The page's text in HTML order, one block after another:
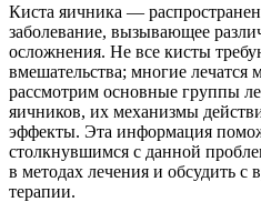
Киста яичника —
заболевание, вызывающее
осложнения. Не все кисты
вмешательства; многие лечатся
рассмотрим основные группы
яичников, их механизмы
эффекты. Эта информация
столкнувшимся с данной
в методах лечения и обсудить
терапии.